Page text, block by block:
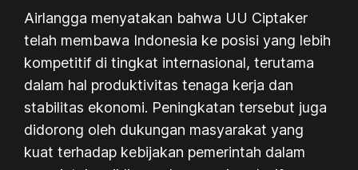
Airlangga menyatakan bahwa UU Ciptaker
telah membawa Indonesia ke posisi yang lebih
kompetitif di tingkat internasional, terutama
dalam hal produktivitas tenaga kerja dan
stabilitas ekonomi. Peningkatan tersebut juga
didorong oleh dukungan masyarakat yang
kuat terhadap kebijakan pemerintah dalam